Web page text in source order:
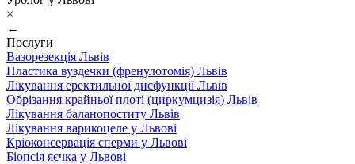
×
←
Послуги
Вазорезекція Львів
Пластика вуздечки (френулотомія) Львів
Лікування еректильної дисфункції Львів
Обрізання крайньої плоті (циркумцизія) Львів
Лікування баланопоститу Львів
Лікування варикоцеле у Львові
Кріоконсервація сперми у Львові
Біопсія яєчка у Львові